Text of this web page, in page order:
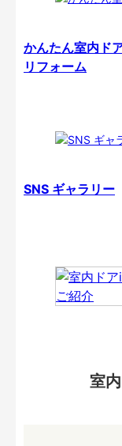
かんたん室内ド
リフォーム
SNS ギャラリー
室